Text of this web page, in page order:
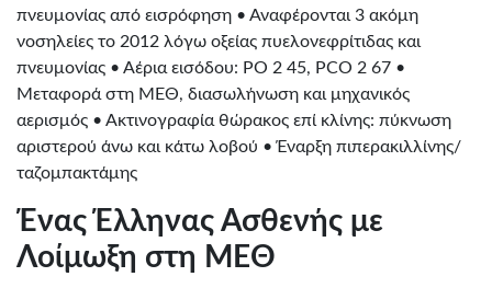
πνευμονίας από εισρόφηση • Αναφέρονται 3 ακόμη
νοσηλείες το 2012 λόγω οξείας πυελονεφρίτιδας και
πνευμονίας • Αέρια εισόδου: PO 2 45, PCO 2 67 •
Μεταφορά στη ΜΕΘ, διασωλήνωση και μηχανικός
αερισμός • Ακτινογραφία θώρακος επί κλίνης: πύκνωση
αριστερού άνω και κάτω λοβού • Έναρξη πιπερακιλλίνης/
ταζομπακτάμης
Ένας Έλληνας Ασθενής με
Λοίμωξη στη ΜΕΘ